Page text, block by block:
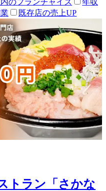
既存店の売上UP
トラン「さかな